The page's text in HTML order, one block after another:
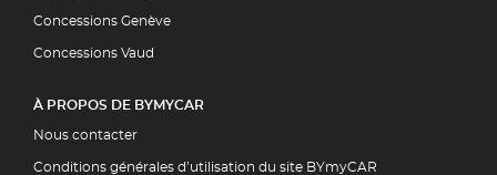
Concessions Genève
Concessions Vaud
À PROPOS DE BYMYCAR
Nous contacter
Conditions générales d’utilisation du site BYmyCAR